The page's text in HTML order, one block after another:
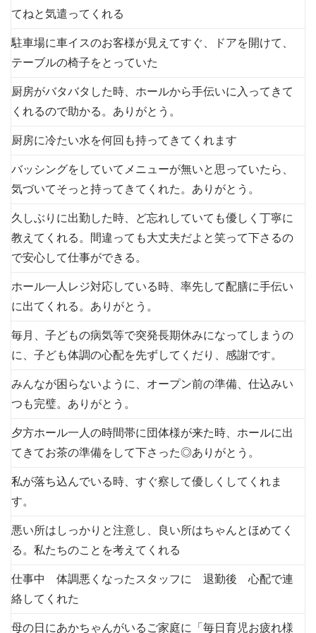
てねと気遣ってくれる
駐車場に車イスのお客様が見えてすぐ、ドアを開けて、
テーブルの椅子をとっていた
厨房がバタバタした時、ホールから手伝いに入ってきて
くれるので助かる。ありがとう。
厨房に冷たい水を何回も持ってきてくれます
バッシングをしていてメニューが無いと思っていたら、
気づいてそっと持ってきてくれた。ありがとう。
久しぶりに出勤した時、ど忘れしていても優しく丁寧に
教えてくれる。間違っても大丈夫だよと笑って下さるの
で安心して仕事ができる。
ホール一人レジ対応している時、率先して配膳に手伝い
に出てくれる。ありがとう。
毎月、子どもの病気等で突発長期休みになってしまうの
に、子ども体調の心配を先ずしてくだり、感謝です。
みんなが困らないように、オープン前の準備、仕込みい
つも完璧。ありがとう。
夕方ホール一人の時間帯に団体様が来た時、ホールに出
てきてお茶の準備をして下さった◎ありがとう。
私が落ち込んでいる時、すぐ察して優しくしてくれま
す。
悪い所はしっかりと注意し、良い所はちゃんとほめてく
る。私たちのことを考えてくれる
仕事中 体調悪くなったスタッフに 退勤後 心配で連
絡してくれた
母の日にあかちゃんがいるご家庭に「毎日育児お疲れ様